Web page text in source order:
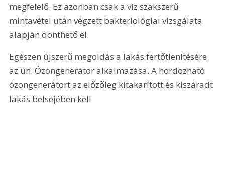
megfelelő. Ez azonban csak a víz szakszerű
mintavétel után végzett bakteriológiai vizsgálata
alapján dönthető el.
Egészen újszerű megoldás a lakás fertőtlenítésére
az ún. Ózongenerátor alkalmazása. A hordozható
ózongenerátort az előzőleg kitakarított és kiszáradt
lakás belsejében kell